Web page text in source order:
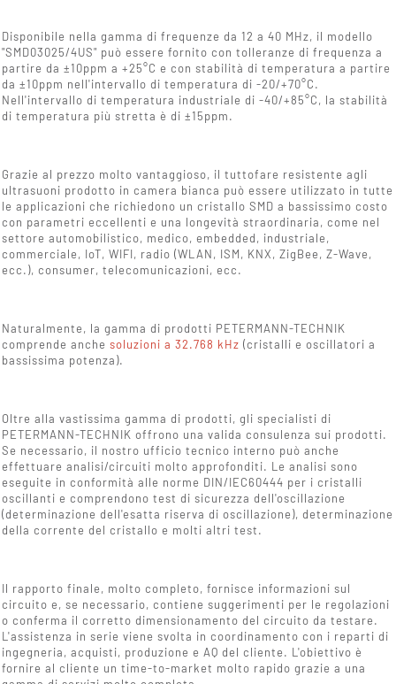
Disponibile nella gamma di frequenze da 12 a 40 MHz, il modello
"SMD03025/4US" può essere fornito con tolleranze di frequenza a
partire da ±10ppm a +25°C e con stabilità di temperatura a partire
da ±10ppm nell'intervallo di temperatura di -20/+70°C.
Nell'intervallo di temperatura industriale di -40/+85°C, la stabilità
di temperatura più stretta è di ±15ppm.
Grazie al prezzo molto vantaggioso, il tuttofare resistente agli
ultrasuoni prodotto in camera bianca può essere utilizzato in tutte
le applicazioni che richiedono un cristallo SMD a bassissimo costo
con parametri eccellenti e una longevità straordinaria, come nel
settore automobilistico, medico, embedded, industriale,
commerciale, IoT, WIFI, radio (WLAN, ISM, KNX, ZigBee, Z-Wave,
ecc.), consumer, telecomunicazioni, ecc.
Naturalmente, la gamma di prodotti PETERMANN-TECHNIK
comprende anchesoluzioni a 32.768 kHz (cristalli e oscillatori a
bassissima potenza).
Oltre alla vastissima gamma di prodotti, gli specialisti di
PETERMANN-TECHNIK offrono una valida consulenza sui prodotti.
Se necessario, il nostro ufficio tecnico interno può anche
effettuare analisi/circuiti molto approfonditi. Le analisi sono
eseguite in conformità alle norme DIN/IEC60444 per i cristalli
oscillanti e comprendono test di sicurezza dell'oscillazione
(determinazione dell'esatta riserva di oscillazione), determinazione
della corrente del cristallo e molti altri test.
Il rapporto finale, molto completo, fornisce informazioni sul
circuito e, se necessario, contiene suggerimenti per le regolazioni
o conferma il corretto dimensionamento del circuito da testare.
L'assistenza in serie viene svolta in coordinamento con i reparti di
ingegneria, acquisti, produzione e AQ del cliente. L'obiettivo è
fornire al cliente un time-to-market molto rapido grazie a una